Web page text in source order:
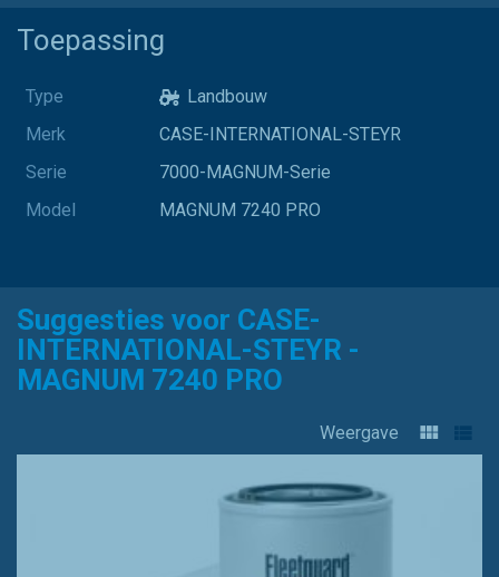
Toepassing
Type
Landbouw
Merk
CASE-INTERNATIONAL-STEYR
Serie
7000-MAGNUM-Serie
Model
MAGNUM 7240 PRO
Suggesties voor CASE-
INTERNATIONAL-STEYR -
MAGNUM 7240 PRO
Weergave